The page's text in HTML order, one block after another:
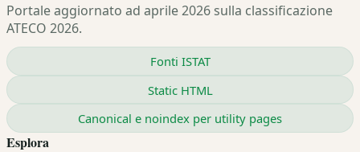
Portale aggiornato ad aprile 2026 sulla classificazione
ATECO 2026.
Fonti ISTAT
Static HTML
Canonical e noindex per utility pages
Esplora